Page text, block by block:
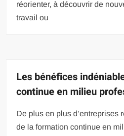
réorienter, à découvrir de
travail ou
Les bénéfices
continue en milieu
De plus en plus d’entreprises
de la formation continue en